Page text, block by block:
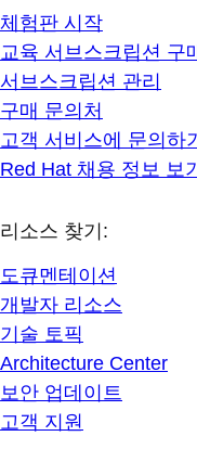
체험판 시작
교육 서브스크립션 구
서브스크립션 관리
구매 문의처
고객 서비스에 문의하기
Red Hat 채용 정보 보기
리소스 찾기:
도큐멘테이션
개발자 리소스
기술 토픽
Architecture Center
보안 업데이트
고객 지원